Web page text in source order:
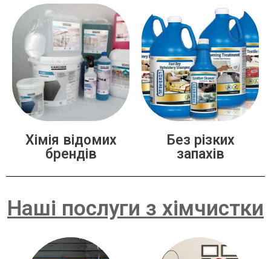
Хімія відомих
брендів
Без різких
запахів
Наші послуги з хімчистки